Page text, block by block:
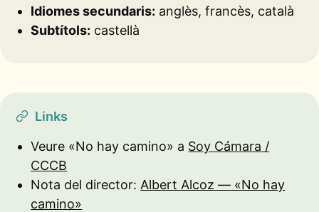
Idiomes secundaris: anglès, francès, català
Subtítols: castellà
Links
Veure «No hay camino» a Soy Cámara /
CCCB
Nota del director: Albert Alcoz — «No hay
camino»